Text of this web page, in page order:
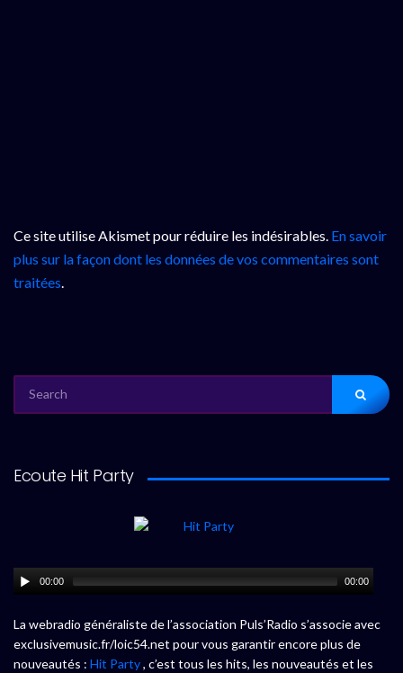
Ce site utilise Akismet pour réduire les indésirables. En savoir
plus sur la façon dont les données de vos commentaires sont
traitées.
FOR:
Ecoute Hit Party
00:00 00:00
La webradio généraliste de l’association Puls’Radio s’associe avec
exclusivemusic.fr/loic54.net pour vous garantir encore plus de
nouveautés : Hit Party, c’est tous les hits, les nouveautés et les